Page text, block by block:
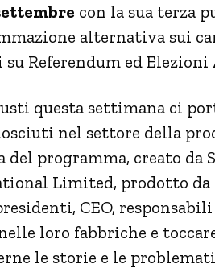
con la sua terza
alternativa sui
su Referendum ed
questa settimana ci
nel settore della
del programma, creato da
Limited, prodotto da
CEO,
loro fabbriche e
le storie e le